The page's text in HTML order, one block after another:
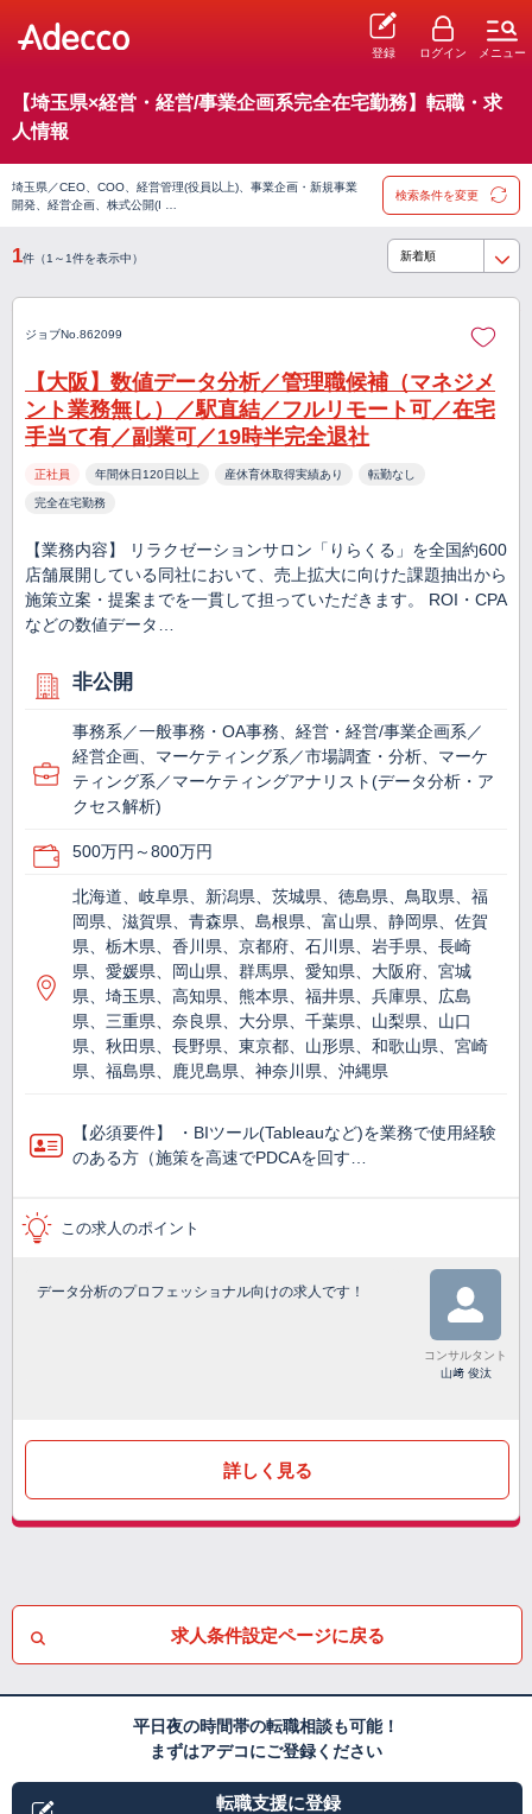
登録 ログイン メニュー
【埼玉県×経営・経営/事業企画系完全在宅勤務】転職・求
人情報
埼玉県／CEO、COO、経営管理(役員以上)、事業企画・新規事業
開発、経営企画、株式公開(I …
検索条件を変更
1件（1～1件を表示中）
ジョブNo.862099
【大阪】数値データ分析／管理職候補（マネジメ
ント業務無し）／駅直結／フルリモート可／在宅
手当て有／副業可／19時半完全退社
正社員 年間休日120日以上 産休育休取得実績あり 転勤なし
完全在宅勤務
【業務内容】 リラクゼーションサロン「りらくる」を全国約600
店舗展開している同社において、売上拡大に向けた課題抽出から
施策立案・提案までを一貫して担っていただきます。 ROI・CPA
などの数値データ…
非公開
事務系／一般事務・OA事務、経営・経営/事業企画系／
経営企画、マーケティング系／市場調査・分析、マーケ
ティング系／マーケティングアナリスト(データ分析・ア
クセス解析)
500万円～800万円
北海道、岐阜県、新潟県、茨城県、徳島県、鳥取県、福
岡県、滋賀県、青森県、島根県、富山県、静岡県、佐賀
県、栃木県、香川県、京都府、石川県、岩手県、長崎
県、愛媛県、岡山県、群馬県、愛知県、大阪府、宮城
県、埼玉県、高知県、熊本県、福井県、兵庫県、広島
県、三重県、奈良県、大分県、千葉県、山梨県、山口
県、秋田県、長野県、東京都、山形県、和歌山県、宮崎
県、福島県、鹿児島県、神奈川県、沖縄県
【必須要件】 ・BIツール(Tableauなど)を業務で使⽤経験
のある方（施策を高速でPDCAを回す…
この求人のポイント
データ分析のプロフェッショナル向けの求人です！
コンサルタント
山﨑 俊汰
詳しく見る
求人条件設定ページに戻る
平日夜の時間帯の転職相談も可能！
まずはアデコにご登録ください
転職支援に登録